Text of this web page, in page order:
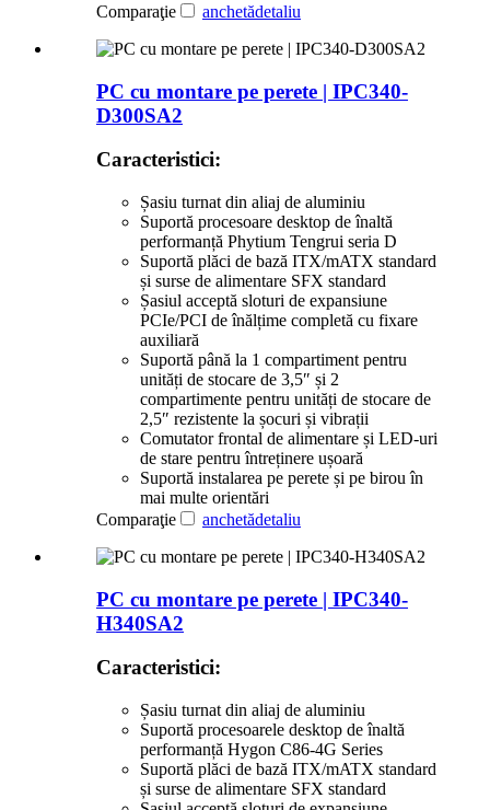
Comparaţie
anchetădetaliu
PC cu montare pe perete | IPC340-
D300SA2
Caracteristici:
Șasiu turnat din aliaj de aluminiu
Suportă procesoare desktop de înaltă
performanță Phytium Tengrui seria D
Suportă plăci de bază ITX/mATX standard
și surse de alimentare SFX standard
Șasiul acceptă sloturi de expansiune
PCIe/PCI de înălțime completă cu fixare
auxiliară
Suportă până la 1 compartiment pentru
unități de stocare de 3,5″ și 2
compartimente pentru unități de stocare de
2,5″ rezistente la șocuri și vibrații
Comutator frontal de alimentare și LED-uri
de stare pentru întreținere ușoară
Suportă instalarea pe perete și pe birou în
mai multe orientări
Comparaţie
anchetădetaliu
PC cu montare pe perete | IPC340-
H340SA2
Caracteristici:
Șasiu turnat din aliaj de aluminiu
Suportă procesoarele desktop de înaltă
performanță Hygon C86-4G Series
Suportă plăci de bază ITX/mATX standard
și surse de alimentare SFX standard